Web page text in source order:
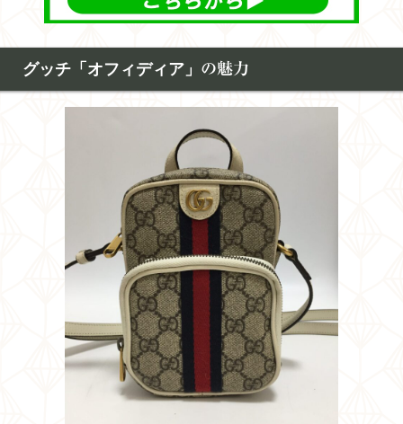
グッチ「オフィディア」 の魅力